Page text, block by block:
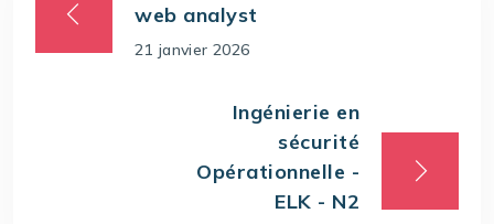
web analyst
21 janvier 2026
Ingénierie en
sécurité
Opérationnelle -
ELK - N2